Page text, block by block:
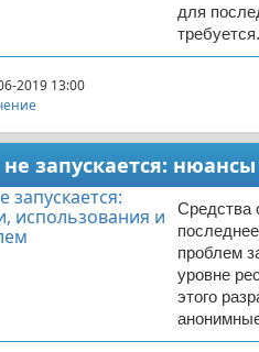
для
2019 13:00
не запускается:
Средства
проблем
уровне
этого